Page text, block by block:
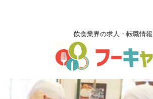
飲食業界の求人・転職情報